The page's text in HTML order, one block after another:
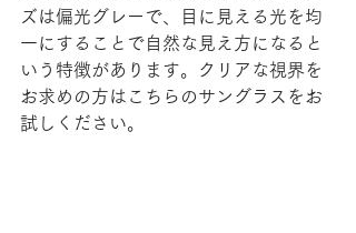
ズは偏光グレーで、目に見える光を均
一にすることで自然な見え方になると
いう特徴があります。クリアな視界を
お求めの方はこちらのサングラスをお
試しください。